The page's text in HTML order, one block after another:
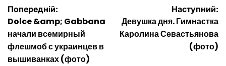
Навігація
записів
Попередній:
Dolce &amp; Gabbana
начали всемирный
флешмоб с украинцев в
вышиванках (фото)
Наступний:
Девушка дня. Гимнастка
Каролина Севастьянова
(фото)